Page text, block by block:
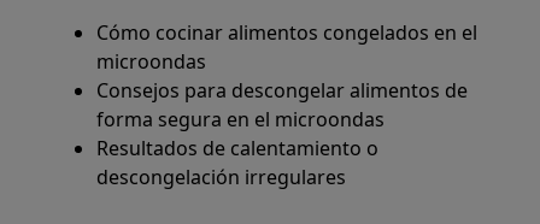
Cómo cocinar alimentos congelados en el
microondas
Consejos para descongelar alimentos de
forma segura en el microondas
Resultados de calentamiento o
descongelación irregulares